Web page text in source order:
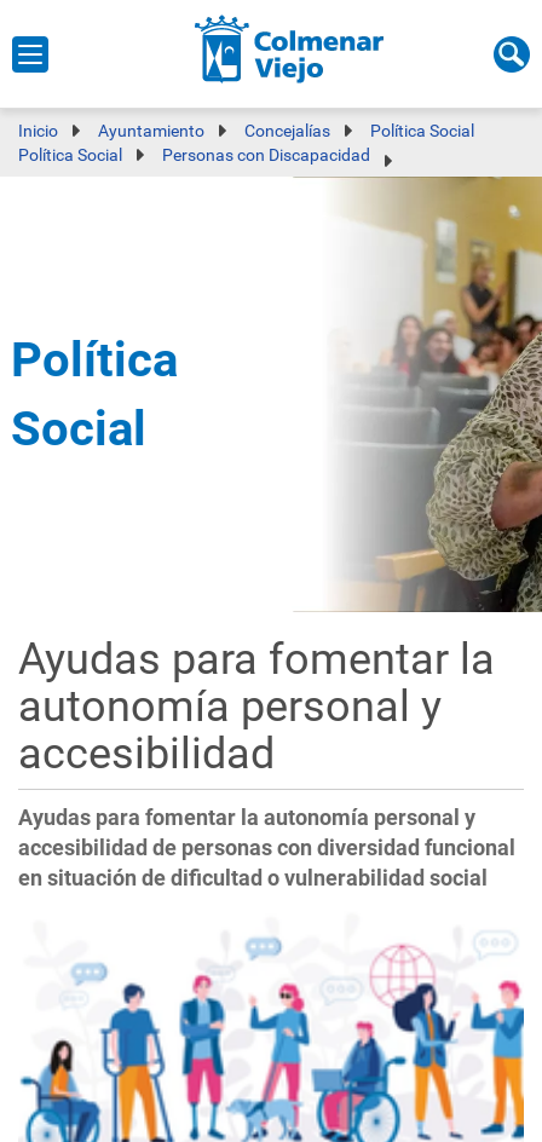
Inicio Ayuntamiento Concejalías
Política Social
Política Social
Personas con Discapacidad
Política
Social
Ayudas para fomentar la
autonomía personal y
accesibilidad
Ayudas para fomentar la autonomía personal y
accesibilidad de personas con diversidad funcional
en situación de dificultad o vulnerabilidad social